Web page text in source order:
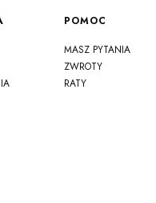
POMOC
MASZ PYTANIA
ZWROTY
RATY